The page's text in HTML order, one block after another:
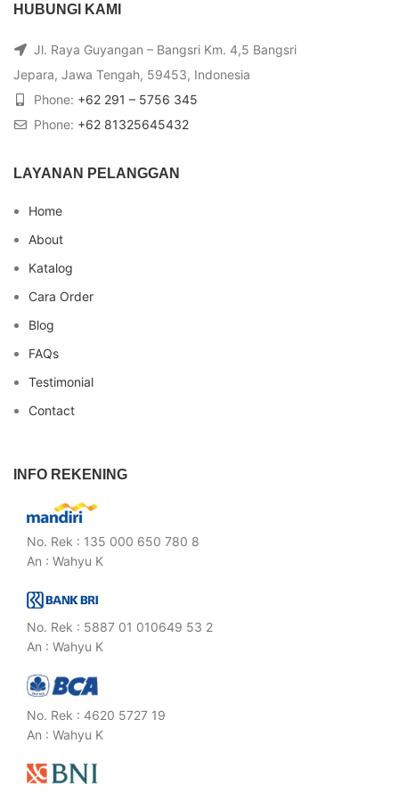
HUBUNGI KAMI
Jl. Raya Guyangan – Bangsri Km. 4,5 Bangsri
Jepara, Jawa Tengah, 59453, Indonesia
Phone: +62 291 – 5756 345
Phone: +62 81325645432
LAYANAN PELANGGAN
Home
About
Katalog
Cara Order
Blog
FAQs
Testimonial
Contact
INFO REKENING
No. Rek : 135 000 650 780 8
An : Wahyu K
No. Rek : 5887 01 010649 53 2
An : Wahyu K
No. Rek : 4620 5727 19
An : Wahyu K